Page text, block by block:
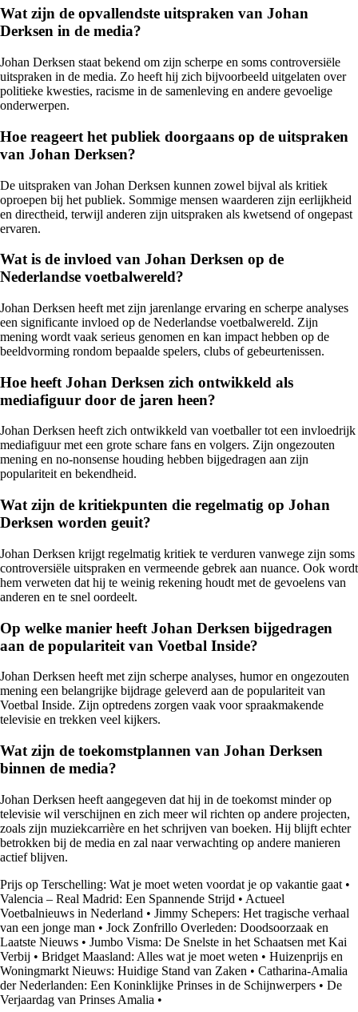
Wat zijn de opvallendste uitspraken van Johan
Derksen in de media?
Johan Derksen staat bekend om zijn scherpe en soms controversiële
uitspraken in de media. Zo heeft hij zich bijvoorbeeld uitgelaten over
politieke kwesties, racisme in de samenleving en andere gevoelige
onderwerpen.
Hoe reageert het publiek doorgaans op de uitspraken
van Johan Derksen?
De uitspraken van Johan Derksen kunnen zowel bijval als kritiek
oproepen bij het publiek. Sommige mensen waarderen zijn eerlijkheid
en directheid, terwijl anderen zijn uitspraken als kwetsend of ongepast
ervaren.
Wat is de invloed van Johan Derksen op de
Nederlandse voetbalwereld?
Johan Derksen heeft met zijn jarenlange ervaring en scherpe analyses
een significante invloed op de Nederlandse voetbalwereld. Zijn
mening wordt vaak serieus genomen en kan impact hebben op de
beeldvorming rondom bepaalde spelers, clubs of gebeurtenissen.
Hoe heeft Johan Derksen zich ontwikkeld als
mediafiguur door de jaren heen?
Johan Derksen heeft zich ontwikkeld van voetballer tot een invloedrijk
mediafiguur met een grote schare fans en volgers. Zijn ongezouten
mening en no-nonsense houding hebben bijgedragen aan zijn
populariteit en bekendheid.
Wat zijn de kritiekpunten die regelmatig op Johan
Derksen worden geuit?
Johan Derksen krijgt regelmatig kritiek te verduren vanwege zijn soms
controversiële uitspraken en vermeende gebrek aan nuance. Ook wordt
hem verweten dat hij te weinig rekening houdt met de gevoelens van
anderen en te snel oordeelt.
Op welke manier heeft Johan Derksen bijgedragen
aan de populariteit van Voetbal Inside?
Johan Derksen heeft met zijn scherpe analyses, humor en ongezouten
mening een belangrijke bijdrage geleverd aan de populariteit van
Voetbal Inside. Zijn optredens zorgen vaak voor spraakmakende
televisie en trekken veel kijkers.
Wat zijn de toekomstplannen van Johan Derksen
binnen de media?
Johan Derksen heeft aangegeven dat hij in de toekomst minder op
televisie wil verschijnen en zich meer wil richten op andere projecten,
zoals zijn muziekcarrière en het schrijven van boeken. Hij blijft echter
betrokken bij de media en zal naar verwachting op andere manieren
actief blijven.
Prijs op Terschelling: Wat je moet weten voordat je op vakantie gaat •
Valencia – Real Madrid: Een Spannende Strijd • Actueel
Voetbalnieuws in Nederland • Jimmy Schepers: Het tragische verhaal
van een jonge man • Jock Zonfrillo Overleden: Doodsoorzaak en
Laatste Nieuws • Jumbo Visma: De Snelste in het Schaatsen met Kai
Verbij • Bridget Maasland: Alles wat je moet weten • Huizenprijs en
Woningmarkt Nieuws: Huidige Stand van Zaken • Catharina-Amalia
der Nederlanden: Een Koninklijke Prinses in de Schijnwerpers • De
Verjaardag van Prinses Amalia •